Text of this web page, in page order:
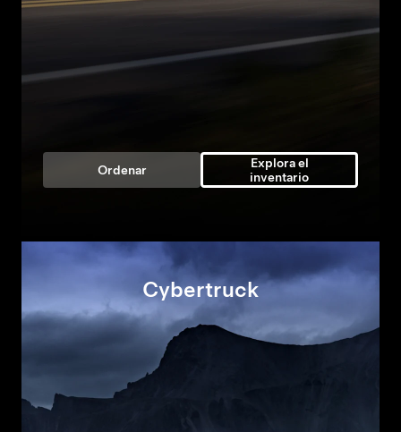
Ordenar
Explora el
inventario
Cybertruck